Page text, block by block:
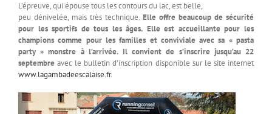
L’épreuve, qui épouse tous les contours du lac, est belle,
peu dénivelée, mais très technique. Elle offre beaucoup de sécurité
pour les sportifs de tous les âges. Elle est accueillante pour les
champions comme pour les familles et conviviale avec sa « pasta
party » monstre à l’arrivée. Il convient de s’inscrire jusqu’au 22
septembre avec le bulletin d’inscription disponible sur le site internet
www.lagambadeescalaise.fr.